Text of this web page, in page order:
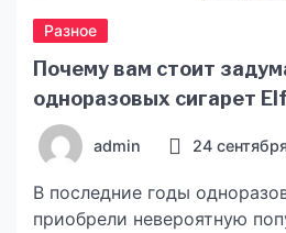
Разное
Почему вам стоит
одноразовых сигарет
admin 24
В последние годы
приобрели невероятную